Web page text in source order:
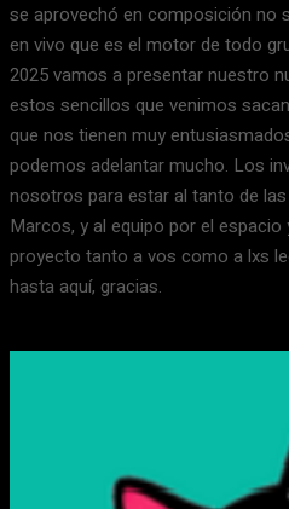
se aprovechó en composición no
en vivo que es el motor de todo
2025 vamos a presentar nuestro
estos sencillos que venimos
que nos tienen muy
podemos adelantar mucho. Los
nosotros para estar al tanto de
Marcos, y al equipo por el
proyecto tanto a vos como a lxs
hasta aquí, gracias.